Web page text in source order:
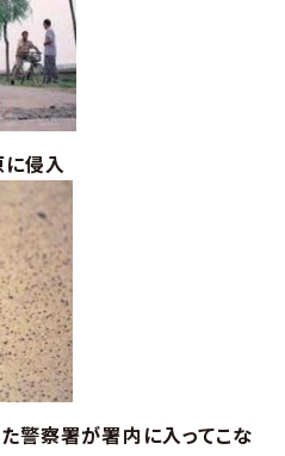
に侵入
警察署が署内に入ってこな